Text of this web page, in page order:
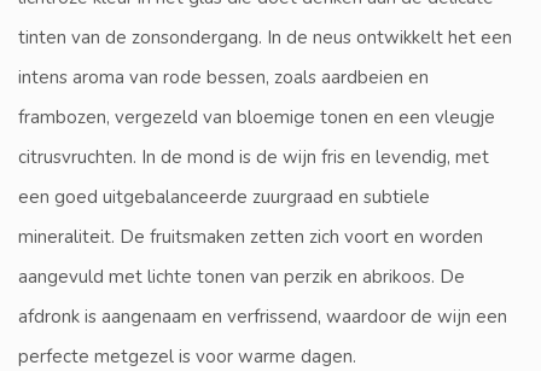
tinten van de zonsondergang. In de neus ontwikkelt het een
intens aroma van rode bessen, zoals aardbeien en
frambozen, vergezeld van bloemige tonen en een vleugje
citrusvruchten. In de mond is de wijn fris en levendig, met
een goed uitgebalanceerde zuurgraad en subtiele
mineraliteit. De fruitsmaken zetten zich voort en worden
aangevuld met lichte tonen van perzik en abrikoos. De
afdronk is aangenaam en verfrissend, waardoor de wijn een
perfecte metgezel is voor warme dagen.